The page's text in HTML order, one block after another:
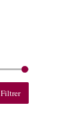
Filtrer